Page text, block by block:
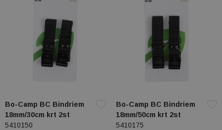
Bo-Camp BC Bindriem
18mm/30cm krt 2st
5410150
Bo-Camp BC Bindriem
18mm/50cm krt 2st
5410175